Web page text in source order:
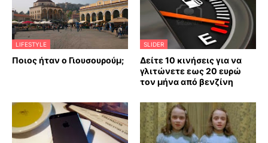
LIFESTYLE
Ποιος ήταν ο Γιουσουρούμ;
SLIDER
Δείτε 10 κινήσεις για να
γλιτώνετε εως 20 ευρώ
τον μήνα από βενζίνη